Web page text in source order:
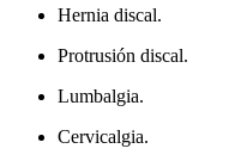
Hernia discal.
Protrusión discal.
Lumbalgia.
Cervicalgia.